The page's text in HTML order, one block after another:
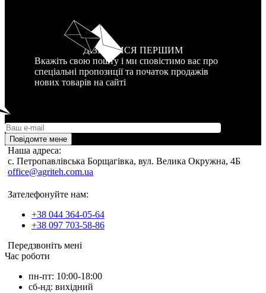
ДІЗНАТИСЯ ПЕРШИМ
Вкажіть свою пошту і ми сповістимо вас про
спеціальні пропозиції та початок продажів
нових товарів на сайті
Повідомте мене
Наша адреса:
c. Петропавлівська Борщагівка, вул. Велика Окружна, 4Б
office@agriteh.com.ua
Зателефонуйте нам:
+38 044 364-05-64
+38 097 703-58-86
Передзвоніть мені
Час роботи
пн-пт: 10:00-18:00
сб-нд: вихідний